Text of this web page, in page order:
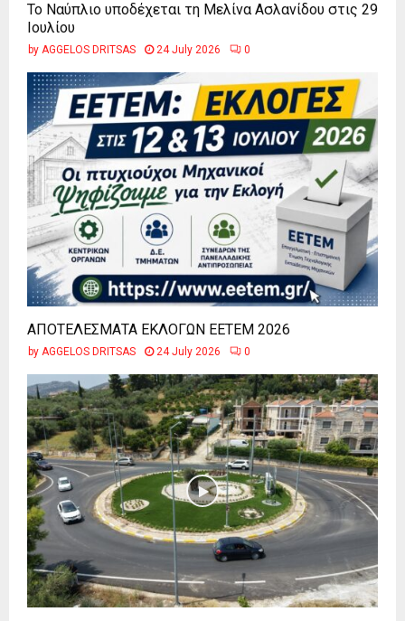
Το Ναύπλιο υποδέχεται τη Μελίνα Ασλανίδου στις 29
Ιουλίου
by AGGELOS DRITSAS 24 July 2026 0
ΑΠΟΤΕΛΕΣΜΑΤΑ ΕΚΛΟΓΩΝ ΕΕΤΕΜ 2026
by AGGELOS DRITSAS 24 July 2026 0